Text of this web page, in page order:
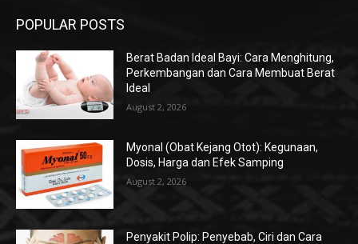
POPULAR POSTS
Berat Badan Ideal Bayi: Cara Menghitung,
Perkembangan dan Cara Membuat Berat
Ideal
August 2, 2026
Myonal (Obat Kejang Otot): Kegunaan,
Dosis, Harga dan Efek Samping
August 2, 2026
Penyakit Polip: Penyebab, Ciri dan Cara